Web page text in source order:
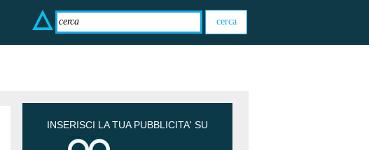
INSERISCI LA TUA PUBBLICITA' SU